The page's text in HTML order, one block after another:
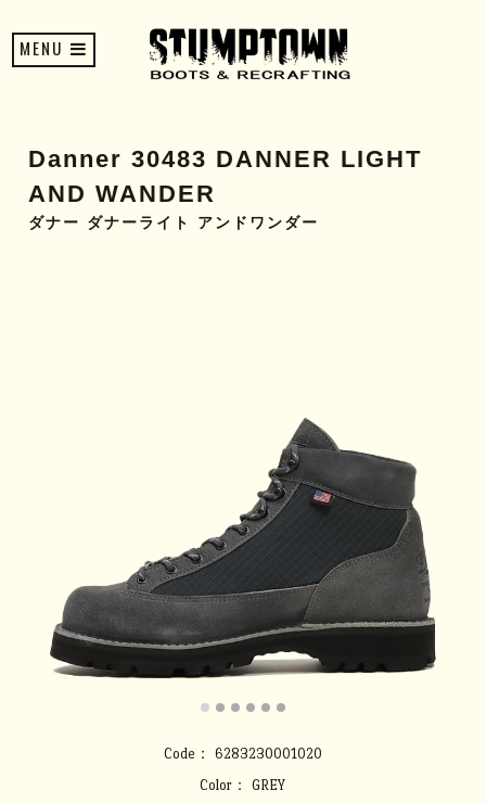
MENU
Danner 30483 DANNER LIGHT
AND WANDER
ダナー ダナーライト アンドワンダー
Code：
6283230001020
Color：
GREY